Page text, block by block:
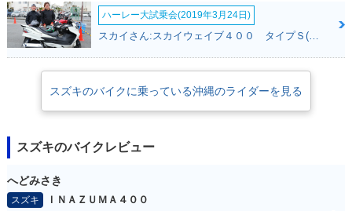
ハーレー大試乗会(2019年3月24日)
スカイさん:スカイウェイブ４００ タイプＳ(スズキ)
スズキのバイクに乗っている沖縄のライダーを見る
スズキのバイクレビュー
へどみさき
スズキ
ＩＮＡＺＵＭＡ４００